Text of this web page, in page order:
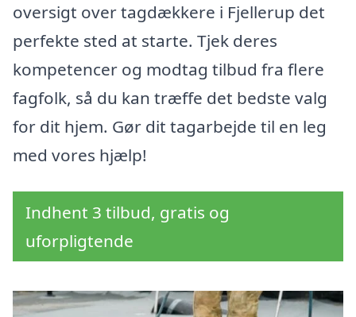
oversigt over tagdækkere i Fjellerup det
perfekte sted at starte. Tjek deres
kompetencer og modtag tilbud fra flere
fagfolk, så du kan træffe det bedste valg
for dit hjem. Gør dit tagarbejde til en leg
med vores hjælp!
Indhent 3 tilbud, gratis og
uforpligtende